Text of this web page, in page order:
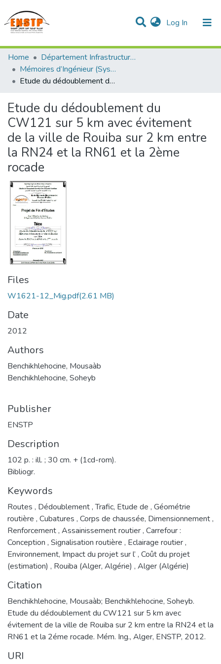
Log In (current)
DSPACE de l'École Nationale Supérieure des Travaux
Publics
Communities & Collections
Statistics
All of DSpace
Home
Département Infrastructures de Base (DIB)
Mémoires d’Ingénieur (Système classique)
Etude du dédoublement du CW121 sur 5 km avec évitement de la ville de Rouiba sur 2 km entre la RN24 et la RN61 et la 2ème rocade
Etude du dédoublement du
CW121 sur 5 km avec évitement
de la ville de Rouiba sur 2 km entre
la RN24 et la RN61 et la 2ème
rocade
Files
W1621-12_Mig.pdf(2.61 MB)
Date
2012
Authors
Benchikhlehocine, Mousaàb
Benchikhlehocine, Soheyb
Publisher
ENSTP
Description
102 p. : ill. ; 30 cm. + (1cd-rom).
Bibliogr.
Keywords
Routes , Dédoublement,Trafic, Etude de , Géométrie
routière , Cubatures , Corps de chaussée, Dimensionnement,
Renforcement, Assainissement routier, Carrefour :
Conception , Signalisation routière , Eclairage routier,
Environnement, Impact du projet sur l’ , Coût du projet
(estimation) , Rouiba (Alger, Algérie) , Alger (Algérie)
Citation
Benchikhlehocine, Mousaàb; Benchikhlehocine, Soheyb.
Etude du dédoublement du CW121 sur 5 km avec
évitement de la ville de Rouiba sur 2 km entre la RN24 et la
RN61 et la 2éme rocade. Mém. Ing., Alger, ENSTP, 2012.
URI